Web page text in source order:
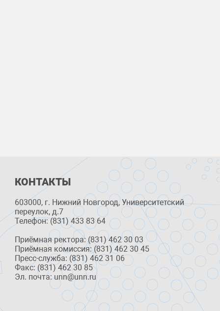
КОНТАКТЫ
603000, г. Нижний Новгород, Университетский
переулок, д.7
Телефон: (831) 433 83 64
Приёмная ректора: (831) 462 30 03
Приёмная комиссия: (831) 462 30 45
Пресс-служба: (831) 462 31 06
Факс: (831) 462 30 85
Эл. почта: unn@unn.ru